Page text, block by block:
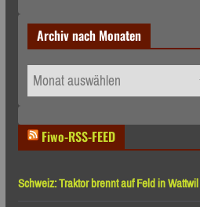
Archiv nach Monaten
Archiv
nach
Fiwo-RSS-FEED
Schweiz: Traktor brennt auf Feld in Wattwil